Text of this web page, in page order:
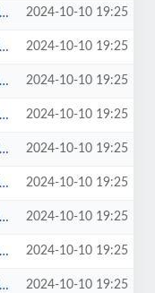
2024-10-10 19:25
2024-10-10 19:25
2024-10-10 19:25
2024-10-10 19:25
2024-10-10 19:25
2024-10-10 19:25
2024-10-10 19:25
2024-10-10 19:25
2024-10-10 19:25